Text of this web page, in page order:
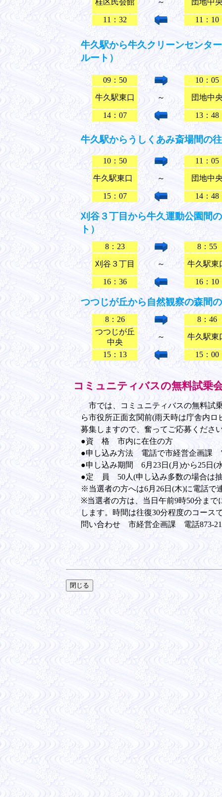
桂区民会館 ～ 団地中
11：32 11：10
牛久駅から牛久クリーンセンタ
ルート）
09：50 10：05
牛久駅東口 ～ 団地中
14：07 13：48
牛久駅からうしくあみ斎場間の
10：50 11：05
牛久駅東口 ～ 団地中
15：07 14：48
刈谷３丁目から牛久運動公園間
ト）
8：23 8：55
刈谷３丁目 ～ 牛久駅東
16：36 16：10
つつじが丘から自然観察の森間
8：26
8：46
つつじが丘
中央
～ 牛久駅東
15：13 15：00
コミュニティバスの無料試乗
市では、コミュニティバスの無料試
ら市役所正面玄関前(雨天時は庁舎内
募集しますので、奮ってご応募くださ
●資 格 市内に在住の方
●申し込み方法 電話で市経営企画課
●申し込み期間 6月23日(月)から25日(
●定 員 50人(申し込み多数の場合は
※当選者の方へは6月26日(木)に電話で
※当選者の方は、当日午前9時50分ま
します。時間は往復30分程度のコース
問い合わせ 市経営企画課 電話873-